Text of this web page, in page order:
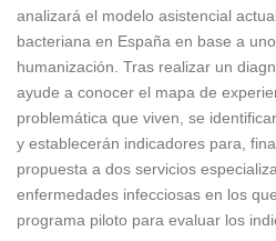
analizará el modelo asistencial
bacteriana en España en base a
humanización. Tras realizar un
ayude a conocer el mapa de
problemática que viven, se
y establecerán indicadores para,
propuesta a dos servicios
enfermedades infecciosas en los
programa piloto para evaluar los